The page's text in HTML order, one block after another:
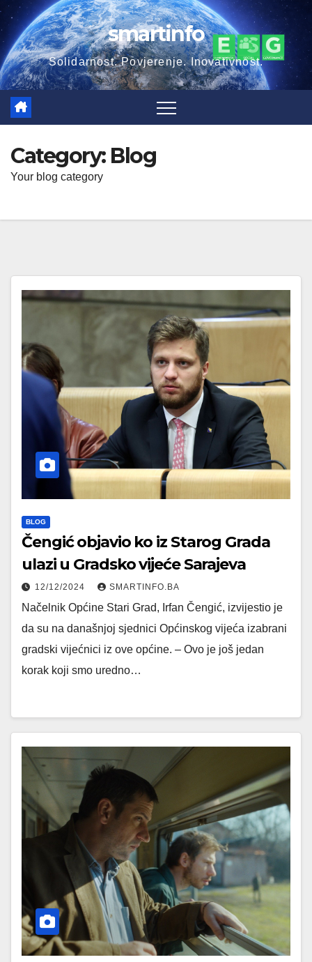
Skip
to
content
smartinfo
Solidarnost. Povjerenje. Inovativnost.
Category: Blog
Your blog category
BLOG
Čengić objavio ko iz Starog Grada
ulazi u Gradsko vijeće Sarajeva
12/12/2024 SMARTINFO.BA
Načelnik Općine Stari Grad, Irfan Čengić, izvijestio je
da su na današnjoj sjednici Općinskog vijeća izabrani
gradski vijećnici iz ove općine. – Ovo je još jedan
korak koji smo uredno…